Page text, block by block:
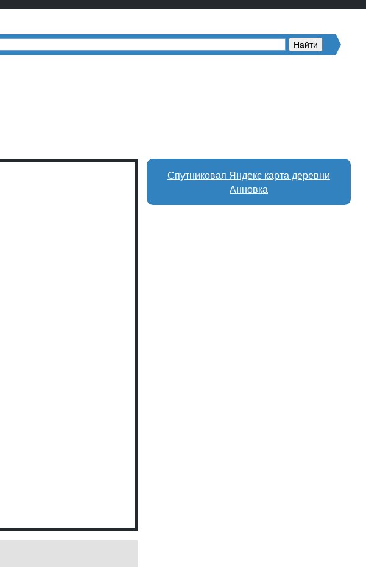
Спутниковая Яндекс карта деревни
Анновка